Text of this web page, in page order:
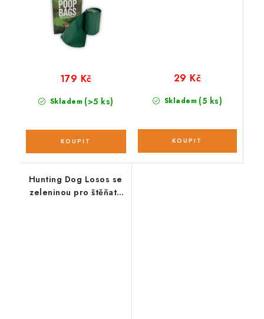
Skladem (>5 ks)
179 Kč
Skladem (5 ks)
29 Kč
Hunting Dog Losos se
zeleninou pro štěňata